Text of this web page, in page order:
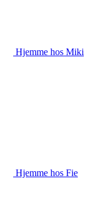
Hjemme hos Miki
Hjemme hos Fie